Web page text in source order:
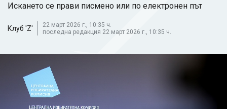
Искането се прави писмено или по електронен път
Клуб 'Z'
22 март 2026 г., 10:35 ч.
последна редакция 22 март 2026 г., 10:35 ч.